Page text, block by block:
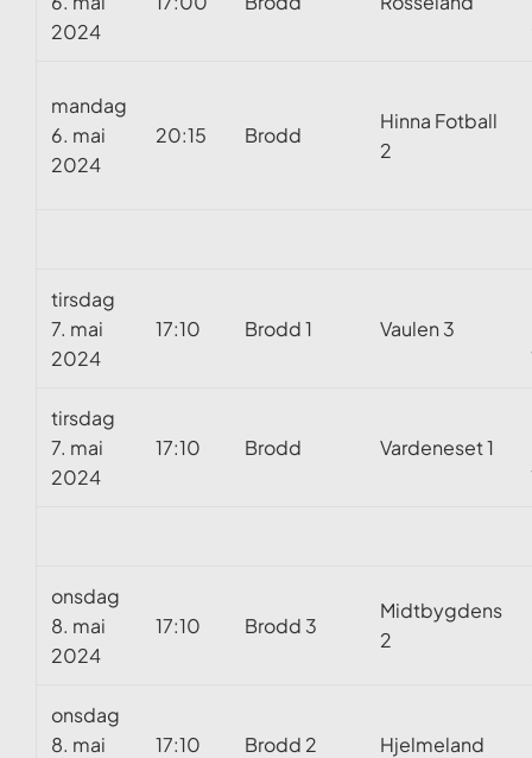
2024
mandag
6. mai
2024
20:15 Brodd
Hinna Fotball
2
tirsdag
7. mai
2024
17:10 Brodd 1 Vaulen 3
tirsdag
7. mai
2024
17:10 Brodd Vardeneset 1
onsdag
8. mai
2024
17:10 Brodd 3
Midtbygdens
2
onsdag
8. mai
17:10 Brodd 2 Hjelmeland